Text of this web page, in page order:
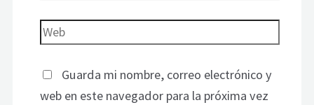
Guarda mi nombre, correo electrónico y
web en este navegador para la próxima vez